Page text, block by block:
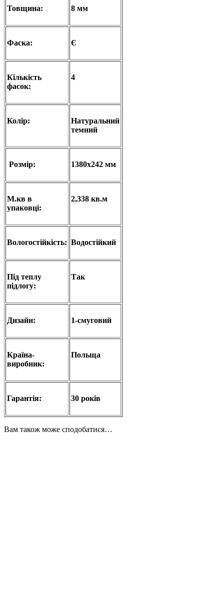
Товщина: 8 мм
Фаска: Є
Кількість
фасок:
4
Колір:
Натуральний
темний
Розмір: 1380х242 мм
М.кв в
упаковці:
2,338 кв.м
Вологостійкість: Водостійкий
Під теплу
підлогу:
Так
Дизайн: 1-смуговий
Країна-
виробник:
Польща
Гарантія: 30 років
Вам також може сподобатися…